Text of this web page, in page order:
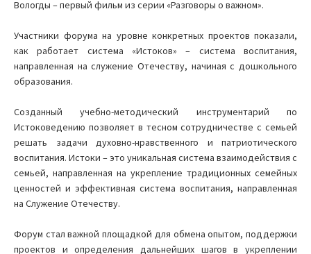
Вологды – первый фильм из серии «Разговоры о важном».
Участники форума на уровне конкретных проектов показали,
как работает система «Истоков» – система воспитания,
направленная на служение Отечеству, начиная с дошкольного
образования.
Созданный учебно-методический инструментарий по
Истоковедению позволяет в тесном сотрудничестве с семьей
решать задачи духовно-нравственного и патриотического
воспитания. Истоки – это уникальная система взаимодействия с
семьей, направленная на укрепление традиционных семейных
ценностей и эффективная система воспитания, направленная
на Служение Отечеству.
Форум стал важной площадкой для обмена опытом, поддержки
проектов и определения дальнейших шагов в укреплении